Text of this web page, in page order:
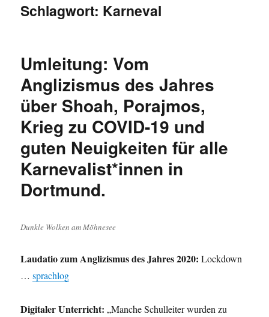
Schlagwort: Karneval
Umleitung: Vom
Anglizismus des Jahres
über Shoah, Porajmos,
Krieg zu COVID-19 und
guten Neuigkeiten für alle
Karnevalist*innen in
Dortmund.
Dunkle Wolken am Möhnesee
Laudatio zum Anglizismus des Jahres 2020: Lockdown
…sprachlog
Digitaler Unterricht: „Manche Schulleiter wurden zu